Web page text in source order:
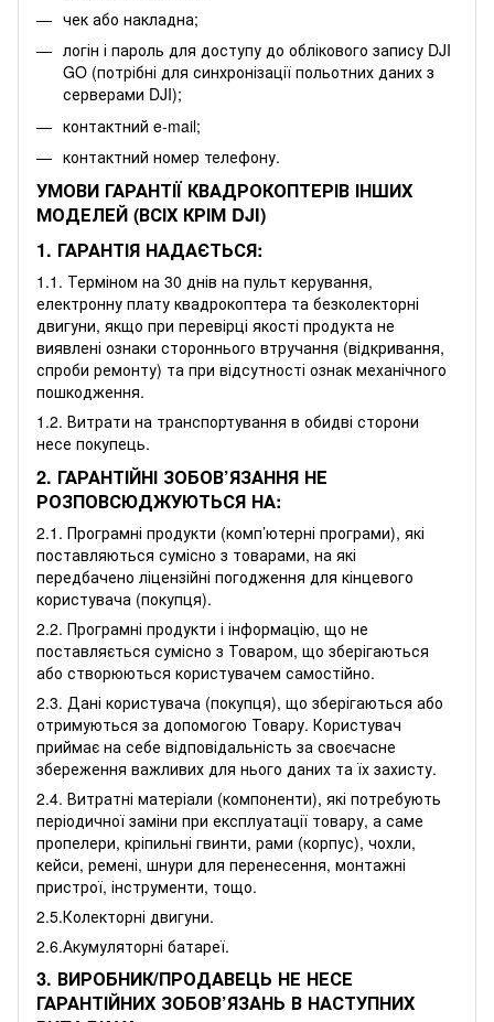
чек або накладна;
логін і пароль для доступу до облікового запису DJI
GO (потрібні для синхронізації польотних даних з
серверами DJI);
контактний e-mail;
контактний номер телефону.
УМОВИ ГАРАНТІЇ КВАДРОКОПТЕРІВ ІНШИХ
МОДЕЛЕЙ (ВСІХ КРІМ DJI)
1. ГАРАНТІЯ НАДАЄТЬСЯ:
1.1. Терміном на 30 днів на пульт керування,
електронну плату квадрокоптера та безколекторні
двигуни, якщо при перевірці якості продукта не
виявлені ознаки стороннього втручання (відкривання,
спроби ремонту) та при відсутності ознак механічного
пошкодження.
1.2. Витрати на транспортування в обидві сторони
несе покупець.
2. ГАРАНТІЙНІ ЗОБОВ’ЯЗАННЯ НЕ
РОЗПОВСЮДЖУЮТЬСЯ НА:
2.1. Програмні продукти (комп’ютерні програми), які
поставляються сумісно з товарами, на які
передбачено ліцензійні погодження для кінцевого
користувача (покупця).
2.2. Програмні продукти і інформацію, що не
поставляється сумісно з Товаром, що зберігаються
або створюються користувачем самостійно.
2.3. Дані користувача (покупця), що зберігаються або
отримуються за допомогою Товару. Користувач
приймає на себе відповідальність за своєчасне
збереження важливих для нього даних та їх захисту.
2.4. Витратні матеріали (компоненти), які потребують
періодичної заміни при експлуатації товару, а саме
пропелери, кріпильні гвинти, рами (корпус), чохли,
кейси, ремені, шнури для перенесення, монтажні
пристрої, інструменти, тощо.
2.5.Колекторні двигуни.
2.6.Акумуляторні батареї.
3. ВИРОБНИК/ПРОДАВЕЦЬ НЕ НЕСЕ
ГАРАНТІЙНИХ ЗОБОВ’ЯЗАНЬ В НАСТУПНИХ